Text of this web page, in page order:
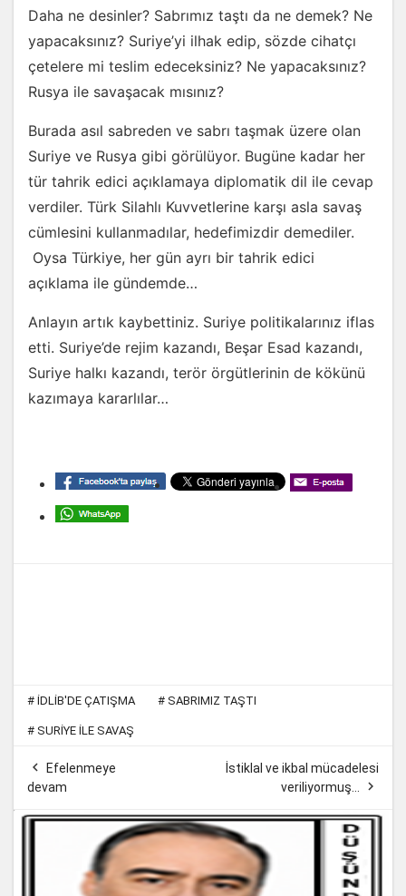
Daha ne desinler? Sabrımız taştı da ne demek? Ne
yapacaksınız? Suriye’yi ilhak edip, sözde cihatçı
çetelere mi teslim edeceksiniz? Ne yapacaksınız?
Rusya ile savaşacak mısınız?
Burada asıl sabreden ve sabrı taşmak üzere olan
Suriye ve Rusya gibi görülüyor. Bugüne kadar her
tür tahrik edici açıklamaya diplomatik dil ile cevap
verdiler. Türk Silahlı Kuvvetlerine karşı asla savaş
cümlesini kullanmadılar, hedefimizdir demediler.
Oysa Türkiye, her gün ayrı bir tahrik edici
açıklama ile gündemde…
Anlayın artık kaybettiniz. Suriye politikalarınız iflas
etti. Suriye’de rejim kazandı, Beşar Esad kazandı,
Suriye halkı kazandı, terör örgütlerinin de kökünü
kazımaya kararlılar…
# İDLIB'DE ÇATIŞMA # SABRIMIZ TAŞTI
# SURIYE ILE SAVAŞ

Efelenmeye
devam
İstiklal ve ikbal mücadelesi
veriliyormuş…
